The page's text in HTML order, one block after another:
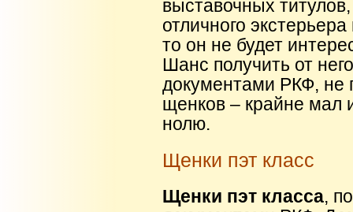
выставочных
отличного
то он не будет
Шанс получить от
документами РКФ, не
щенков – крайне мал
нолю.
Щенки пэт класс
Щенки пэт класса,